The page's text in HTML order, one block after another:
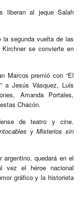
liberan al jeque Salah
la segunda vuelta de las
se convierte en
Marcos premió con “El
a Jesús Vásquez, Luis
Amanda Portales,
Chacón.
de teatro y cine.
yMisterios sin
argentino, quedará en el
vez el héroe nacional
gráfico y la historieta